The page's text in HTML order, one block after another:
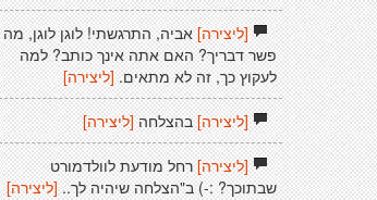
[ליצירה]אביה, התרגשתי! לוגן לוגן, מה
פשר דבריך? האם אתה אינך כותב? למה
לעקוץ כך, זה לא מתאים. [ליצירה]
[ליצירה]בהצלחה [ליצירה]
[ליצירה]רחל מודעת לוולדמורט
שבתוכך? :-) ב"הצלחה שיהיה לך.. [ליצירה]